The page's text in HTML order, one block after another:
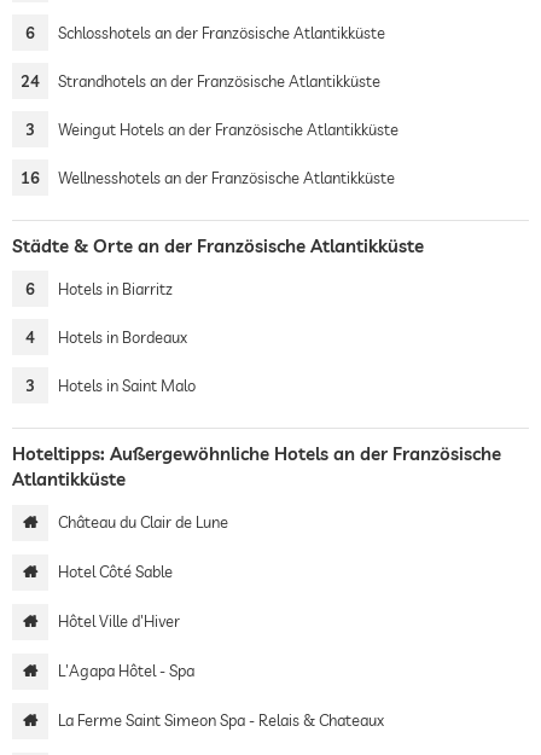
6 Schlosshotels an der Französische Atlantikküste
24 Strandhotels an der Französische Atlantikküste
3 Weingut Hotels an der Französische Atlantikküste
16 Wellnesshotels an der Französische Atlantikküste
Städte & Orte an der Französische Atlantikküste
6 Hotels in Biarritz
4 Hotels in Bordeaux
3 Hotels in Saint Malo
Hoteltipps: Außergewöhnliche Hotels an der Französische
Atlantikküste
Château du Clair de Lune
Hotel Côté Sable
Hôtel Ville d'Hiver
L'Agapa Hôtel - Spa
La Ferme Saint Simeon Spa - Relais & Chateaux